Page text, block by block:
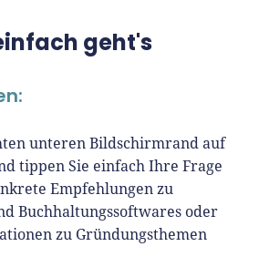
geht's
unteren Bildschirmrand auf
tippen Sie einfach Ihre Frage
Empfehlungen zu
Buchhaltungssoftwares oder
zu Gründungsthemen